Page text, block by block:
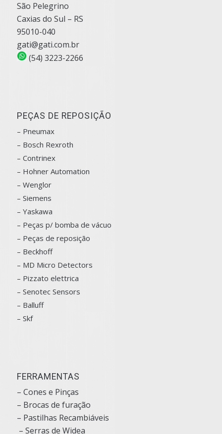
São Pelegrino
Caxias do Sul – RS
95010-040
gati@gati.com.br
(54) 3223-2266
PEÇAS DE REPOSIÇÃO
– Pneumax
– Bosch Rexroth
– Contrinex
– Hohner Automation
– Wenglor
– Siemens
– Yaskawa
– Peças p/ bomba de vácuo
– Peças de reposição
– Beckhoff
– MD Micro Detectors
– Pizzato elettrica
– Senotec Sensors
– Balluff
– Skf
FERRAMENTAS
– Cones e Pinças
– Brocas de furação
– Pastilhas Recambiáveis
– Serras de Widea